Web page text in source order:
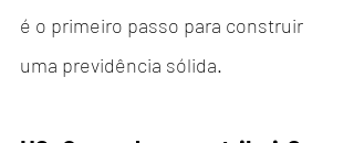
é o primeiro passo para construir
uma previdência sólida.